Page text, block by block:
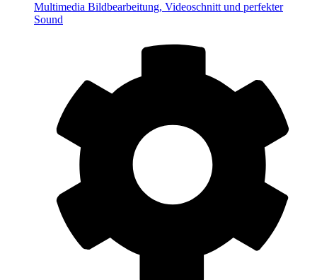
Multimedia Bildbearbeitung, Videoschnitt und perfekter
Sound